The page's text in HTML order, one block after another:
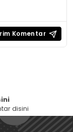
disini